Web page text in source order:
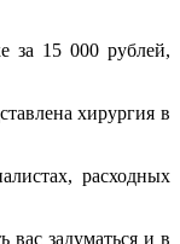
за 15 000 рублей,
хирургия в
расходных
задуматься и в